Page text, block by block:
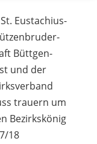
Eusta­chius-
Bütt­gen-
und der
trau­ern um
Bezirks­kö­nig
18